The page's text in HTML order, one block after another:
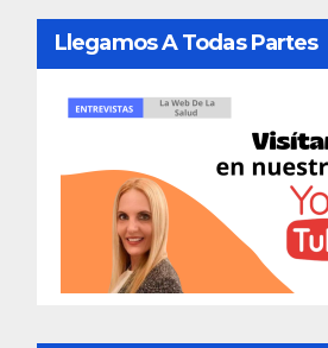
Llegamos A Todas Partes